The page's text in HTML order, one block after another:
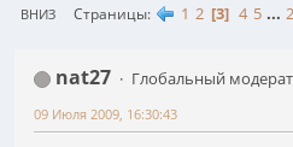
ВНИЗ Страницы 1 2 3 4 5 ...
nat27
Глобальный
09 Июля 2009, 16:30:43